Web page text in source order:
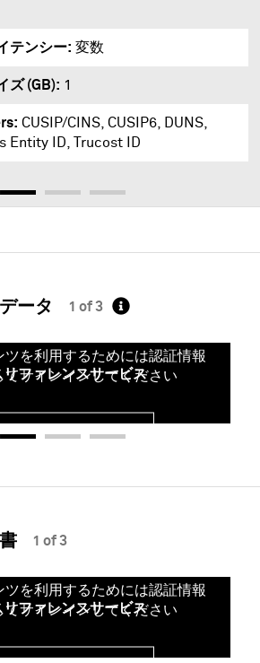
テンシー 変数
ズ (GB) 1
CUSIP/CINS, CUSIP6, DUNS,
Entity ID, Trucost ID
ータ 1 of 3
ファレンスサービス
ツを利用するためには認証情報
てサインインしてください
サインイン
1 of 3
ファレンスサービス
ツを利用するためには認証情報
てサインインしてください